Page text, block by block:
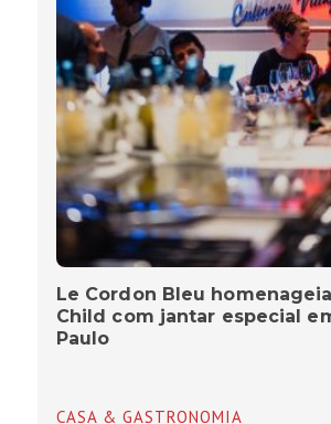
Le Cordon Bleu
Child com jantar especial
Paulo
CASA & GASTRONOMIA